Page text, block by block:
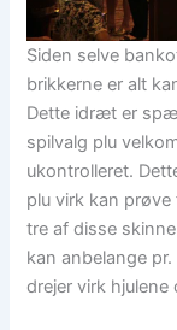
Siden selve
brikkerne er alt
Dette idræt er
spilvalg plu
ukontrolleret.
plu virk kan
tre af disse
kan anbelange
drejer virk